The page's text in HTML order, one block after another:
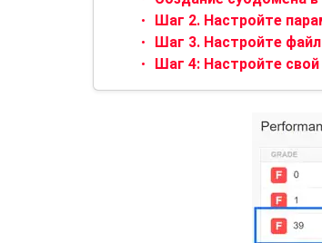
Шаг 2. Настройте
Шаг 3. Настройте
Шаг 4: Настройте свой